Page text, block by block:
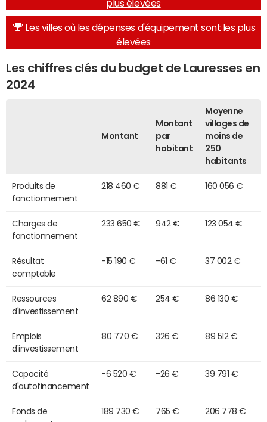
plus élevées
Les villes où les dépenses d'équipement sont les plus
élevées
Les chiffres clés du budget de Lauresses en
2024
Montant
Montant
par
habitant
Moyenne
villages de
moins de
250
habitants
Produits de
fonctionnement
218 460 € 881 € 160 056 €
Charges de
fonctionnement
233 650 € 942 € 123 054 €
Résultat
comptable
-15 190 € -61 € 37 002 €
Ressources
d'investissement
62 890 € 254 € 86 130 €
Emplois
d'investissement
80 770 € 326 € 89 512 €
Capacité
d'autofinancement
-6 520 € -26 € 39 791 €
Fonds de
189 730 € 765 € 206 778 €